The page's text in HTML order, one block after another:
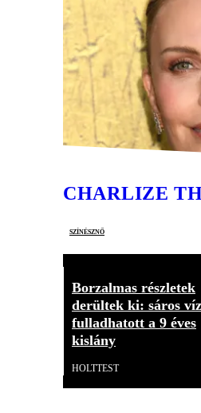
CHARLIZE
színésznő
Borzalmas részletek
derültek ki: sáros
fulladhatott a 9 éves
kislány
HOLTTEST